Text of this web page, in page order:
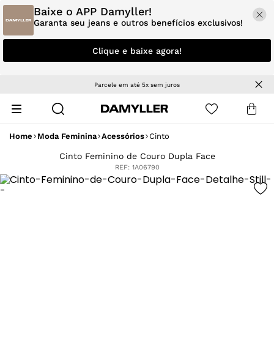
Baixe o APP Damyller!
Garanta seu jeans e outros benefícios exclusivos!
Clique e baixe agora!
Parcele em até 5x sem juros
Home Moda Feminina Acessórios Cinto
Cinto Feminino de Couro Dupla Face
REF: 1A06790